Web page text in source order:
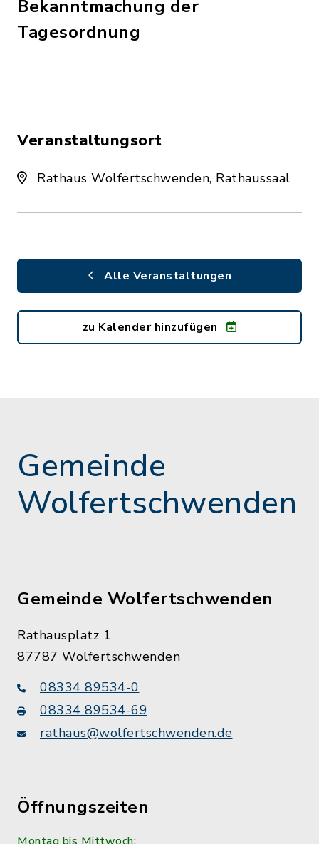
Bekanntmachung der
Tagesordnung
Veranstaltungsort
Rathaus Wolfertschwenden, Rathaussaal
Alle Veranstaltungen
zu Kalender hinzufügen
Gemeinde
Wolfertschwenden
Gemeinde Wolfertschwenden
Rathausplatz 1
87787 Wolfertschwenden
08334 89534-0
08334 89534-69
rathaus@wolfertschwenden.de
Öffnungszeiten